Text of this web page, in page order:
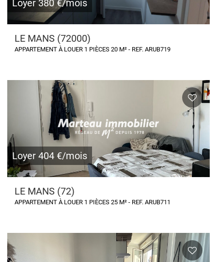
Loyer 380 €/mois
LE MANS (72000)
APPARTEMENT À LOUER 1 PIÈCES 20 M² - REF. ARUB719
Loyer 404 €/mois
LE MANS (72)
APPARTEMENT À LOUER 1 PIÈCES 25 M² - REF. ARUB711